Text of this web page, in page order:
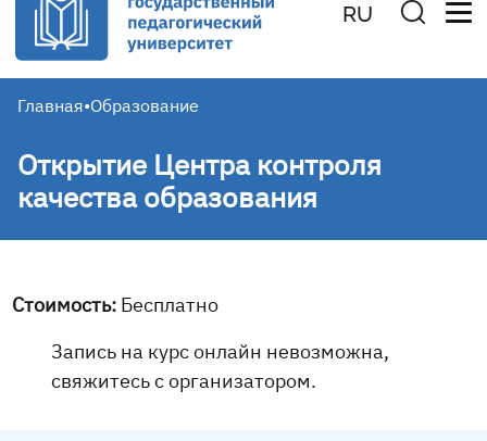
RU
Главная•Образование
Открытие Центра контроля
качества образования
Стоимость: Бесплатно
Запись на курс онлайн невозможна,
свяжитесь с организатором.